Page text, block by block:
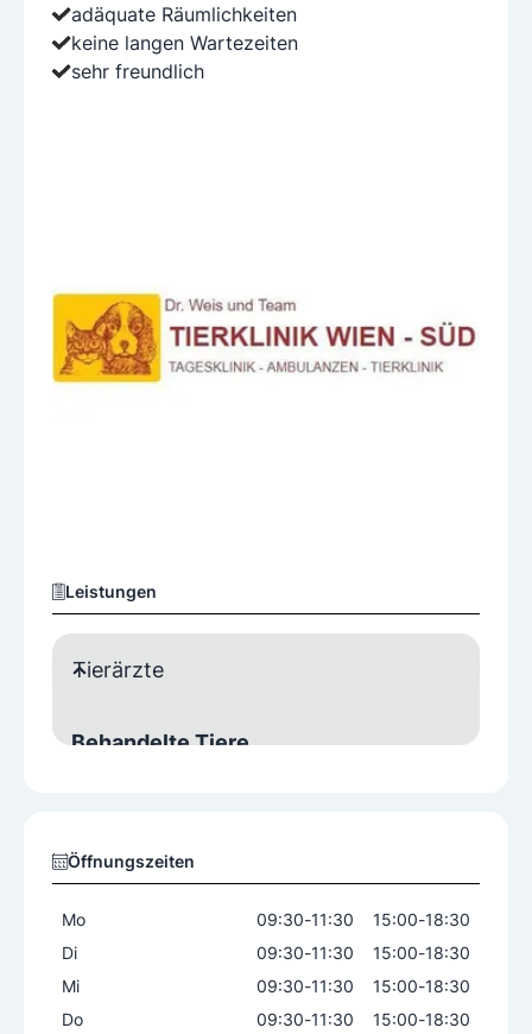
adäquate Räumlichkeiten
keine langen Wartezeiten
sehr freundlich
Leistungen
Tierärzte
Behandelte Tiere
Chirurgie EKG
Echokardiographie
Ernährungsberatung
Interne Medizin
Parasitenbekämpfung
Röntgen
Öffnungszeiten
Mo 09:30-11:30 15:00-18:30
Di
09:30-11:30 15:00-18:30
Mi
09:30-11:30 15:00-18:30
Do
09:30-11:30 15:00-18:30